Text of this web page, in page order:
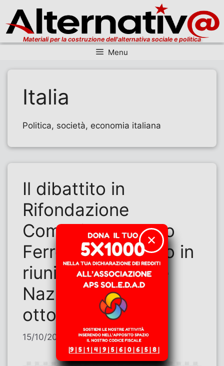
Materiali per la costruzione dell'alternativa sociale e politica
Menu
Italia
Politica, società, economia italiana
Il dibattito in
Rifondazione
Comunista – Paolo
Ferrero: intervento in
riunione Direzione
Nazionale del 9
ottobre 2025
15/10/2025 diPaolo Ferrero
✕